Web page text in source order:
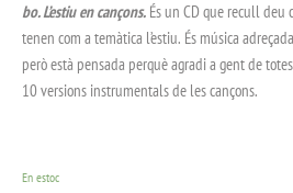
bo. L’estiu en cançons. És un CD que recull deu
tenen com a temàtica l’estiu. És música
però està pensada perquè agradi a gent de
10 versions instrumentals de les cançons.
En estoc